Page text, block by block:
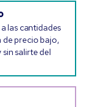
las cantidades
de precio bajo,
salirte del